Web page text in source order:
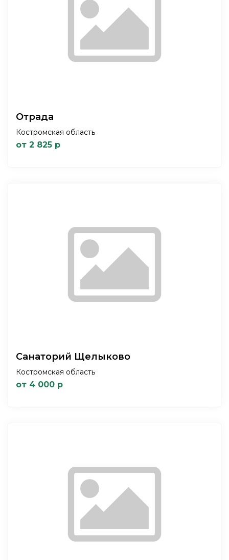
Отрада
Костромская область
от 2 825 р
Санаторий Щелыково
Костромская область
от 4 000 р